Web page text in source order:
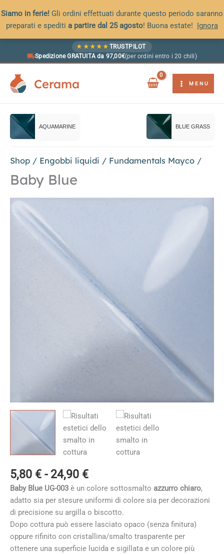
Siamo in ferie! Gli ordini effettuati durante questo periodo saranno
preparati e spediti a partire dal 25 agosto! Buona estate! Ignora
★ ★ ★ ★ ★ TRUSTPILOT
Spedizione GRATUITA da 97,00€(per ordini entro i 20 chili)
Cerama MENU
AQUAMARINE BLUE GRASS
Shop / Engobbi liquidi / Fundamentals Mayco /
Baby Blue
5,80 € - 24,90 €Fascia
di
prezzo:
da
5,80 €
a
24,90 €
Baby Blue UG-003 è un colore sottosmalto azzurro chiaro,
adatto sia per stesure uniformi di colore sia per decorazioni
di precisione su argilla o biscotto.
Dopo cottura può essere lasciato opaco (senza finitura)
oppure rifinito con cristallina/smalto trasparente per
ottenere una superficie lucida e sigillata e un colore più